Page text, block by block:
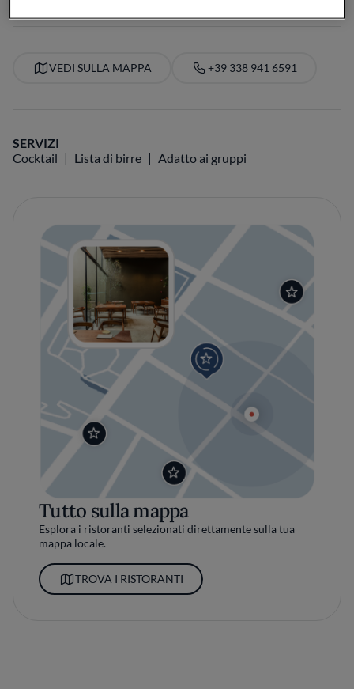
VEDI SULLA MAPPA +39 338 941 6591
SERVIZI
Cocktail
Lista di birre Adatto ai gruppi
Tutto sulla mappa
Esplora i ristoranti selezionati direttamente sulla tua
mappa locale.
TROVA I RISTORANTI